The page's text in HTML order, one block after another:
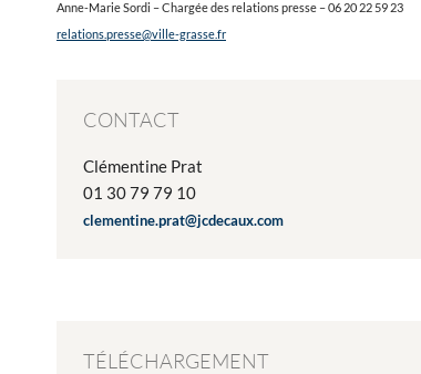
Anne-Marie Sordi – Chargée des relations presse – 06 20 22 59 23
relations.presse@ville-grasse.fr
CONTACT
Clémentine Prat
01 30 79 79 10
clementine.prat@jcdecaux.com
TÉLÉCHARGEMENT